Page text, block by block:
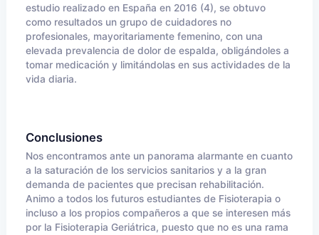
estudio realizado en España en 2016 (4), se obtuvo
como resultados un grupo de cuidadores no
profesionales, mayoritariamente femenino, con una
elevada prevalencia de dolor de espalda, obligándoles a
tomar medicación y limitándolas en sus actividades de la
vida diaria.
Conclusiones
Nos encontramos ante un panorama alarmante en cuanto
a la saturación de los servicios sanitarios y a la gran
demanda de pacientes que precisan rehabilitación.
Animo a todos los futuros estudiantes de Fisioterapia o
incluso a los propios compañeros a que se interesen más
por la Fisioterapia Geriátrica, puesto que no es una rama